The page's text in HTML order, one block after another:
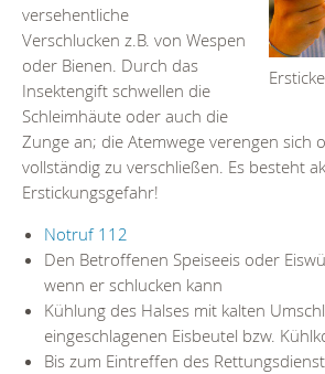
versehentliche
Verschlucken z.B. von Wespen
oder Bienen. Durch das
Insektengift schwellen die
Schleimhäute oder auch die
Zunge an; die Atemwege verengen sich
vollständig zu verschließen. Es besteht
Erstickungsgefahr!
Notruf 112
Den Betroffenen Speiseeis oder
wenn er schlucken kann
Kühlung des Halses mit kalten
eingeschlagenen Eisbeutel bzw.
Bis zum Eintreffen des